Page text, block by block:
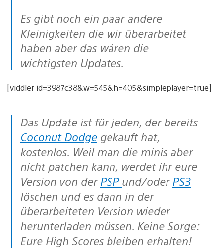
Es gibt noch ein paar andere
Kleinigkeiten die wir überarbeitet
haben aber das wären die
wichtigsten Updates.
[viddler id=3987c38&w=545&h=405&simpleplayer=true]
Das Update ist für jeden, der bereits
Coconut Dodge gekauft hat,
kostenlos. Weil man die minis aber
nicht patchen kann, werdet ihr eure
Version von der PSP und/oder PS3
löschen und es dann in der
überarbeiteten Version wieder
herunterladen müssen. Keine Sorge:
Eure High Scores bleiben erhalten!